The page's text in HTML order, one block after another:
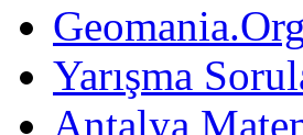
Yarışma
Antalya